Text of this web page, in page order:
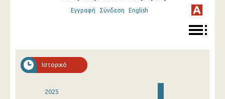
Εγγραφή Σύνδεση English
Ιστορικό
2025